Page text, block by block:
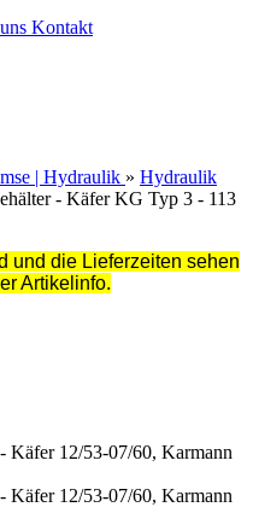
Kontakt
| Hydraulik » Hydraulik
- Käfer KG Typ 3 - 113
und die Lieferzeiten sehen
Artikelinfo.